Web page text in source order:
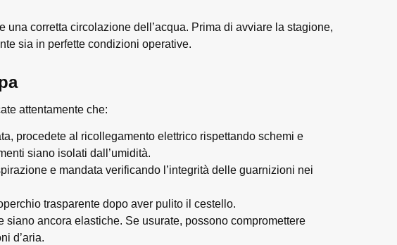
una corretta circolazione dell’acqua. Prima di avviare la stagione,
sia in perfette condizioni operative.
attentamente che:
procedete al ricollegamento elettrico rispettando schemi e
siano isolati dall’umidità.
e mandata verificando l’integrità delle guarnizioni nei
trasparente dopo aver pulito il cestello.
siano ancora elastiche. Se usurate, possono compromettere
d’aria.